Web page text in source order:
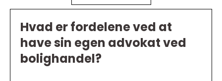
Hvad er fordelene ved at
have sin egen advokat ved
bolighandel?